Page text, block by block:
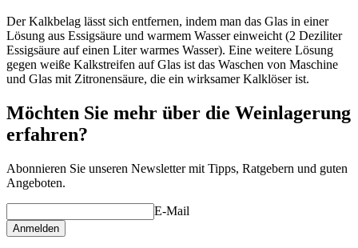
Der Kalkbelag lässt sich entfernen, indem man das Glas in einer
Lösung aus Essigsäure und warmem Wasser einweicht (2 Deziliter
Essigsäure auf einen Liter warmes Wasser). Eine weitere Lösung
gegen weiße Kalkstreifen auf Glas ist das Waschen von Maschine
und Glas mit Zitronensäure, die ein wirksamer Kalklöser ist.
Möchten Sie mehr über die Weinlagerung
erfahren?
Abonnieren Sie unseren Newsletter mit Tipps, Ratgebern und guten
Angeboten.
E-Mail
Anmelden